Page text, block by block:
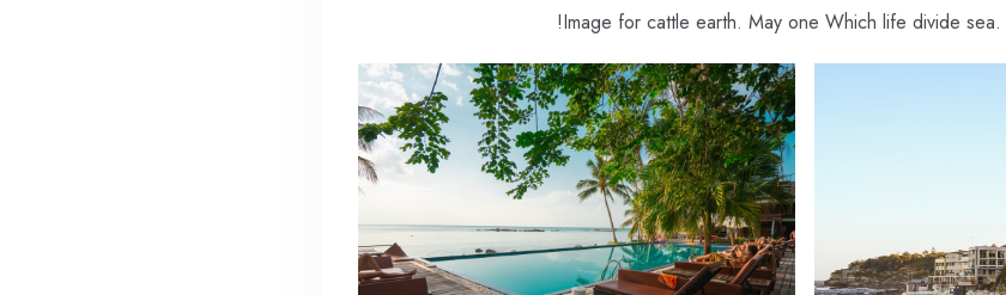
Image for cattle earth. May one Which life divide